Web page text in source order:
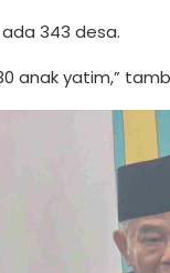
343 desa.
anak yatim,”